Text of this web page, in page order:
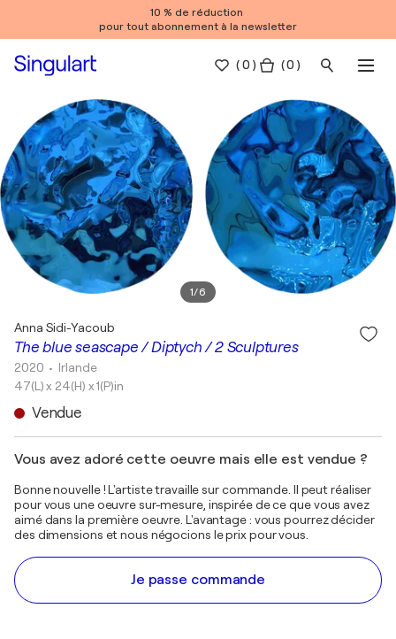
10 % de réduction
pour tout abonnement à la newsletter
(0 ) ( 0 )
1/6
The blue seascape / Diptych / 2 Sculptures
Anna Sidi-Yacoub
2020 • Irlande
47(L) x 24(H) x 1(P)in
Vendue
Vous avez adoré cette oeuvre mais elle est vendue ?
Bonne nouvelle ! L'artiste travaille sur commande. Il peut réaliser
pour vous une oeuvre sur-mesure, inspirée de ce que vous avez
aimé dans la première oeuvre. L'avantage : vous pourrez décider
des dimensions et nous négocions le prix pour vous.
Je passe commande